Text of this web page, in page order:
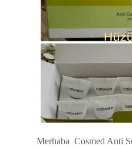
Merhaba Cosmed Anti